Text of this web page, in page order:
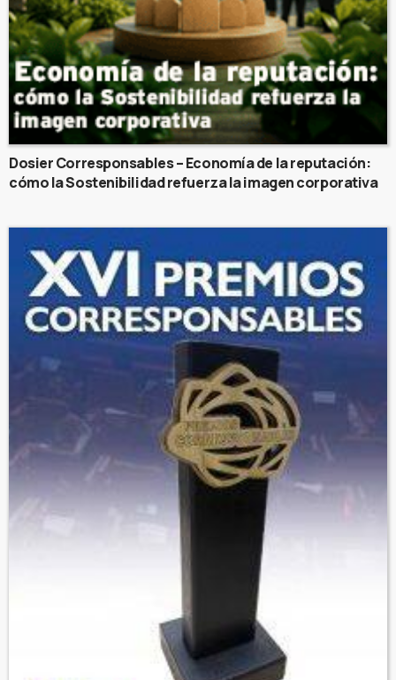
Dosier Corresponsables – Economía de la reputación:
cómo la Sostenibilidad refuerza la imagen corporativa